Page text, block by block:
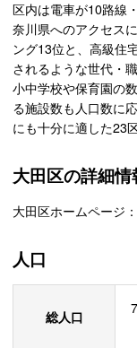
区内は電車が10路線
奈川県へのアクセス
ング13位と、高級住
されるような世代・
小中学校や保育園の
る施設数も人口数に
にも十分に適した23
大田区の詳細情
大田区ホームページ：
人口
総人口